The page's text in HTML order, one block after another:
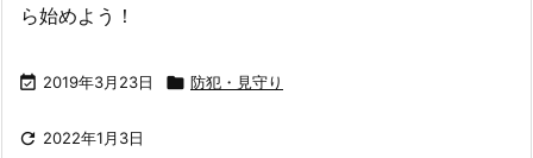
ら始めよう！
 2019年3月23日  防犯・見守り
 2022年1月3日